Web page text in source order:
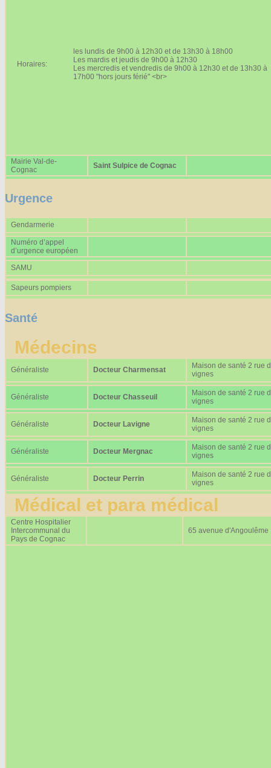
Horaires:
les lundis de 9h00 à 12h30 et de 13h30 à 18h00
Les mardis et jeudis de 9h00 à 12h30
Les mercredis et vendredis de 9h00 à 12h30 et de 13h30 à
17h00 "hors jours férié" <br>
Mairie Val-de-
Cognac
Saint Sulpice de Cognac
Urgence
Gendarmerie
Numéro d’appel
d’urgence européen
SAMU
Sapeurs pompiers
Santé
Médecins
Généraliste Docteur Charmensat
Maison de santé 2 rue
vignes
Généraliste Docteur Chasseuil
Maison de santé 2 rue
vignes
Généraliste Docteur Lavigne
Maison de santé 2 rue
vignes
Généraliste Docteur Mergnac
Maison de santé 2 rue
vignes
Généraliste Docteur Perrin
Maison de santé 2 rue
vignes
Médical et para médical
Centre Hospitalier
Intercommunal du
Pays de Cognac
65 avenue d'Angoulême